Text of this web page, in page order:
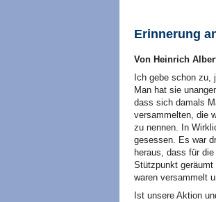
Erinnerung
Von Heinrich
Ich gebe schon
Man hat sie
dass sich damals
versammelten, die
zu nennen. In
gesessen. Es war
heraus, dass für
Stützpunkt
waren versammelt
Ist unsere Aktion